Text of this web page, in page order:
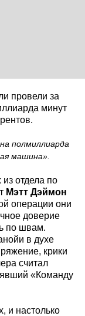
провели за
минут
полмиллиарда
машина».
отдела по
Мэтт Дэймон
операции они
доверие
по швам.
в духе
крики
считал
«Команду
и настолько